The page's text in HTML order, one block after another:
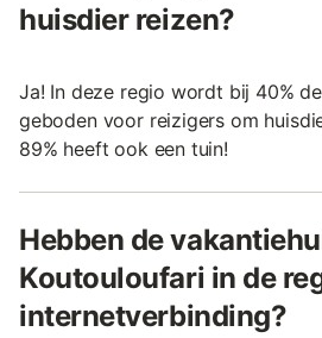
huisdier reizen?
Ja! In deze regio wordt bij 40%
geboden voor reizigers om
89% heeft ook een tuin!
Hebben de
Koutouloufari in de
internetverbinding?